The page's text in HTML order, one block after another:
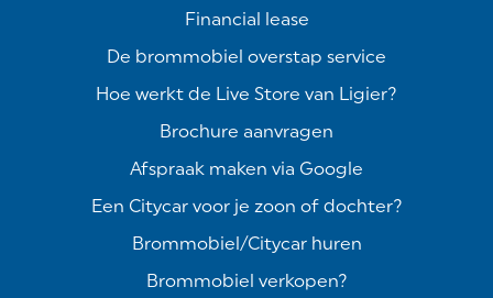
Financial lease
De brommobiel overstap service
Hoe werkt de Live Store van Ligier?
Brochure aanvragen
Afspraak maken via Google
Een Citycar voor je zoon of dochter?
Brommobiel/Citycar huren
Brommobiel verkopen?